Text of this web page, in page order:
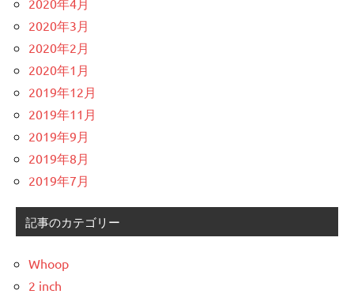
2020年3月
2020年2月
2020年1月
2019年12月
2019年11月
2019年9月
2019年8月
2019年7月
記事のカテゴリー
Whoop
2 inch